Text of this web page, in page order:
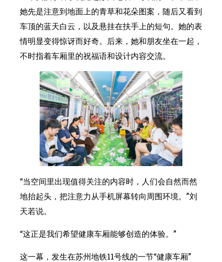
她先是注意到地面上的青草和花朵图案，随后又看到
车顶的蓝天白云，以及悬挂在扶手上的短句。她的表
情明显变得惊讶而好奇。后来，她和朋友坐在一起，
不时指着车厢里的祝福语和设计内容交流。
“当空间里出现值得关注的内容时，人们会自然而然
地抬起头，把注意力从手机屏幕转向周围环境。”刘
天若说。
“这正是我们希望健康车厢能够创造的体验。”
这一幕，发生在苏州地铁11号线的一节“健康车厢”